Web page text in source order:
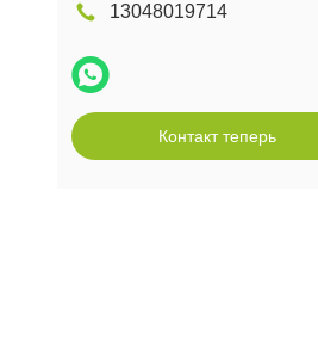
13048019714
Контакт теперь